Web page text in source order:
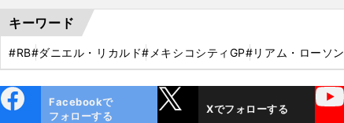
キーワード
#RB#ダニエル・リカルド#メキシコシティGP#リアム・ローソン
ok
Facebookで
フォローする
Xでフォローする
YouTube